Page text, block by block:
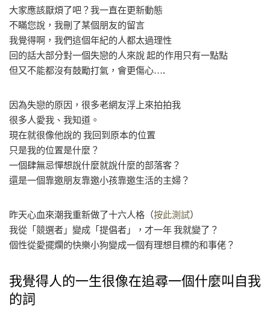
大家應該厭煩了吧？我一直在更新動態
不瞞您說，我刪了某個朋友的留言
我覺得啊，我們這個年紀的人都太過理性
回的話大部分對一個失戀的人來說 起的作用只有一點點
但又不能都沒有鼓勵打氣，會更傷心….
因為失戀的原因，很多老網友浮上來拍拍我
很多人愛我、我知道。
現在就很像他說的 我回到原本的位置
只是我的位置是什麼？
一個肆無忌憚想說什麼就說什麼的部落客？
還是一個靠邀朋友靠邀小孩靠邀生活的主婦？
昨天心血來潮我重新做了十六人格（按此測試）
我從「競選者」變成「提倡者」，才一年 我就變了？
個性從愛擺爛的快樂小狗變成一個有理想目標的和事佬？
我覺得人的一生很像在追尋一個什麼叫自我
的詞